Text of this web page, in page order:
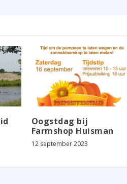
Oogstdag bij
Farmshop Huisman
12 september 2023